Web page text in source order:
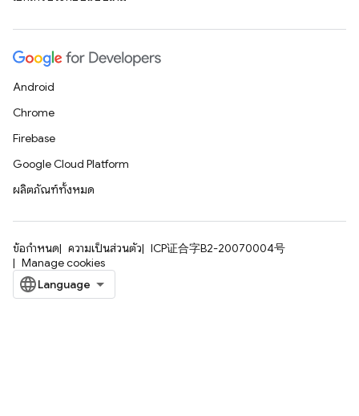
Android
Chrome
Firebase
Google Cloud Platform
ผลิตภัณฑ์ทั้งหมด
ข้อกำหนด ความเป็นส่วนตัว
ICP证合字B2-20070004号
Manage cookies